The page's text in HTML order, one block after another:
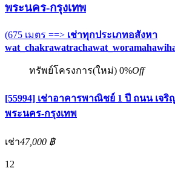
พระนคร-กรุงเทพ
(675 เมตร ==> เช่าทุกประเภทอสังหา
ทรัพย์โครงการ(ใหม่) 0%Off
[55994] เช่าอาคารพาณิชย์ 1 ปี ถนน เจ
พระนคร-กรุงเทพ
เช่า47,000 ฿
12